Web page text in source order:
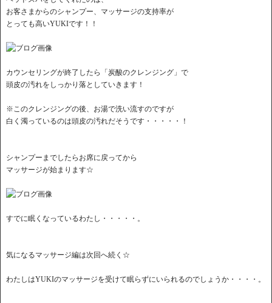
お客さまからのシャンプー、マッサージの支持率が
とっても高いYUKIです！！
カウンセリングが終了したら「炭酸のクレンジング」で
頭皮の汚れをしっかり落としていきます！
※このクレンジングの後、お湯で洗い流すのですが
白く濁っているのは頭皮の汚れだそうです・・・・・！
シャンプーまでしたらお席に戻ってから
マッサージが始まります☆
すでに眠くなっているわたし・・・・・。
気になるマッサージ編は次回へ続く☆
わたしはYUKIのマッサージを受けて眠らずにいられるのでしょうか・・・・。